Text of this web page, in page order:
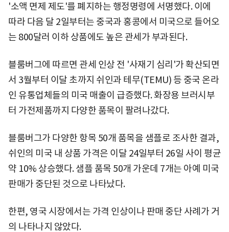
'소액 면제 제도'를 폐지하는 행정명령에 서명했다. 이에
따라 다음 달 2일부터는 중국과 홍콩에서 미국으로 들어오
는 800달러 이하 상품에도 높은 관세가 부과된다.
블룸버그에 따르면 관세 인상 전 '사재기 심리'가 확산되면
서 3월부터 이달 초까지 쉬인과 테무(TEMU) 등 중국 온라
인 유통업체들의 미국 매출이 급증했다. 화장용 브러시부
터 가전제품까지 다양한 품목이 팔려나갔다.
블룸버그가 다양한 항목 50개 품목을 샘플로 조사한 결과,
쉬인의 미국 내 상품 가격은 이달 24일부터 26일 사이 평균
약 10% 상승했다. 샘플 품목 50개 가운데 7개는 아예 미국
판매가 중단된 것으로 나타났다.
한편, 영국 시장에서는 가격 인상이나 판매 중단 사례가 거
의 나타나지 않았다.